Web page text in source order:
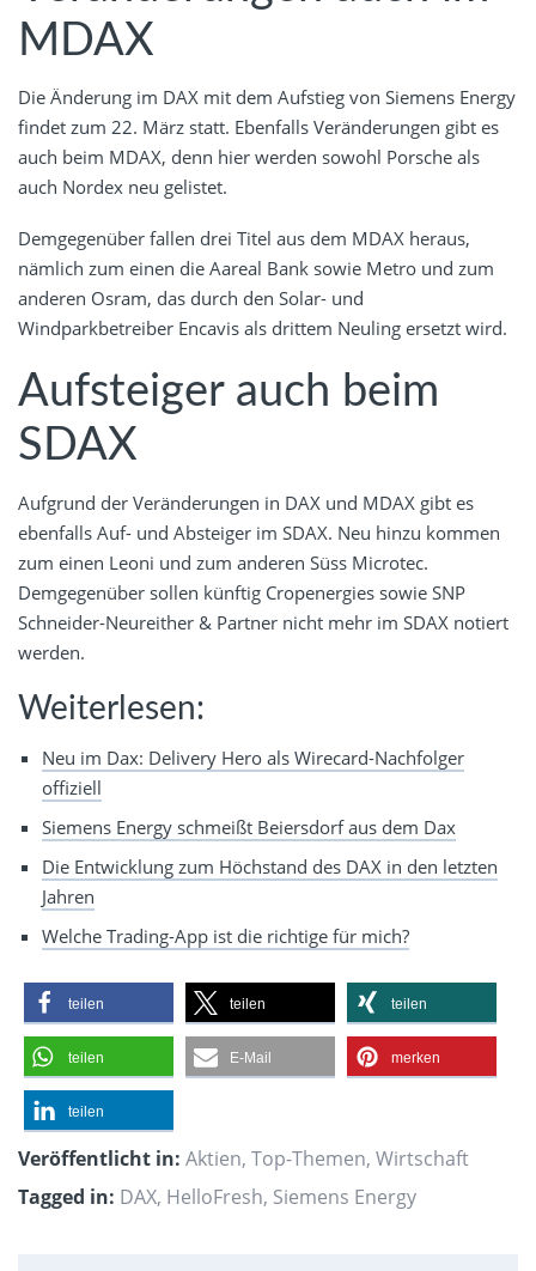
MDAX
Die Änderung im DAX mit dem Aufstieg von Siemens Energy
findet zum 22. März statt. Ebenfalls Veränderungen gibt es
auch beim MDAX, denn hier werden sowohl Porsche als
auch Nordex neu gelistet.
Demgegenüber fallen drei Titel aus dem MDAX heraus,
nämlich zum einen die Aareal Bank sowie Metro und zum
anderen Osram, das durch den Solar- und
Windparkbetreiber Encavis als drittem Neuling ersetzt wird.
Aufsteiger auch beim
SDAX
Aufgrund der Veränderungen in DAX und MDAX gibt es
ebenfalls Auf- und Absteiger im SDAX. Neu hinzu kommen
zum einen Leoni und zum anderen Süss Microtec.
Demgegenüber sollen künftig Cropenergies sowie SNP
Schneider-Neureither & Partner nicht mehr im SDAX notiert
werden.
Weiterlesen:
Neu im Dax: Delivery Hero als Wirecard-Nachfolger
offiziell
Siemens Energy schmeißt Beiersdorf aus dem Dax
Die Entwicklung zum Höchstand des DAX in den letzten
Jahren
Welche Trading-App ist die richtige für mich?
teilen teilen teilen
teilen E-Mail merken
teilen
Veröffentlicht in: Aktien, Top-Themen, Wirtschaft
Tagged in: DAX, HelloFresh, Siemens Energy